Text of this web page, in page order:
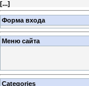
[...]
Форма входа
Меню сайта
Categories